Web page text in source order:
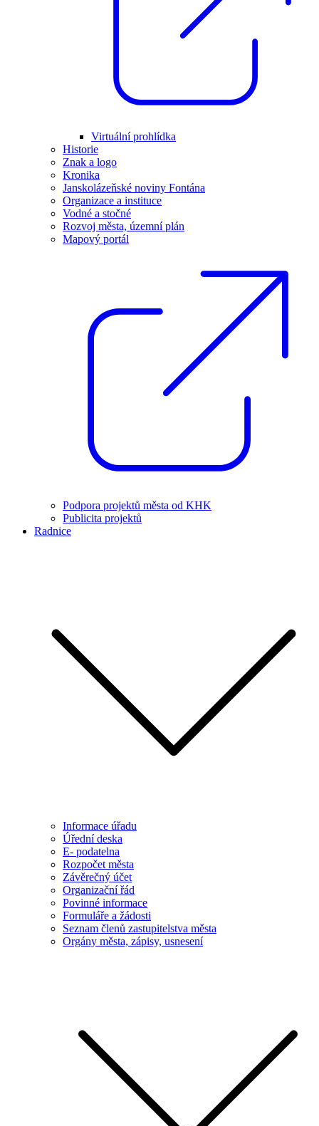
Virtuální prohlídka
Historie
Znak a logo
Kronika
Janskolázeňské noviny Fontána
Organizace a instituce
Vodné a stočné
Rozvoj města, územní plán
Mapový portál
Podpora projektů města od KHK
Publicita projektů
Radnice
Informace úřadu
Úřední deska
E- podatelna
Rozpočet města
Závěrečný účet
Organizační řád
Povinné informace
Formuláře a žádosti
Seznam členů zastupitelstva města
Orgány města, zápisy, usnesení